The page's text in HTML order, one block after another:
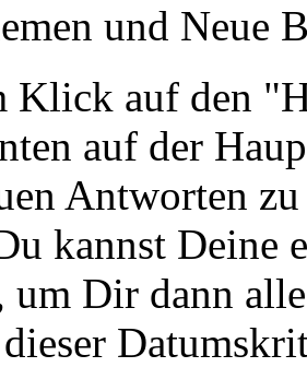
und Neue
Klick auf den
auf der
Antworten
kannst Deine
um Dir dann